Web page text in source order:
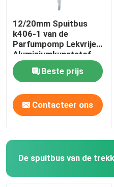
pompfles zonder lucht
Creditcardspuitbus
Pen Perfume Spray
Plastic GLB
Deodorantstok
12/20mm Spuitbus
k406-1 van de
Parfumpomp Lekvrije
Aluminiumkunststof
Beste prijs
Contacteer ons
De spuitbus van de